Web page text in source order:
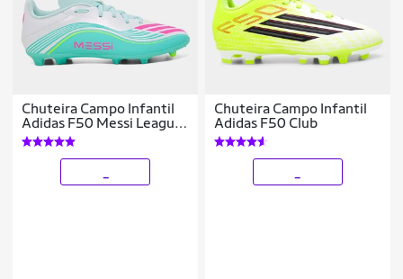
Chuteira Campo Infantil
Adidas F50 Messi League
FG
Chuteira Campo Infantil
Adidas F50 Club